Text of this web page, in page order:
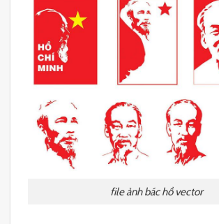
file ảnh bác hồ vector